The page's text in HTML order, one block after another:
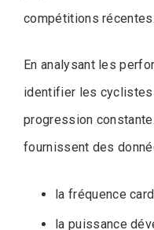
compétitions récentes.
En analysant les
identifier les cyclistes
progression
fournissent des
la fréquence
la puissance